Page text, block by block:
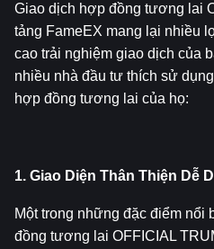
Giao dịch hợp đồng tương lai
tảng FameEX mang lại nhiều
cao trải nghiệm giao dịch của
nhiều nhà đầu tư thích sử
hợp đồng tương lai của họ:
1. Giao Diện Thân Thiện Dễ
Một trong những đặc điểm nổi
đồng tương lai OFFICIAL